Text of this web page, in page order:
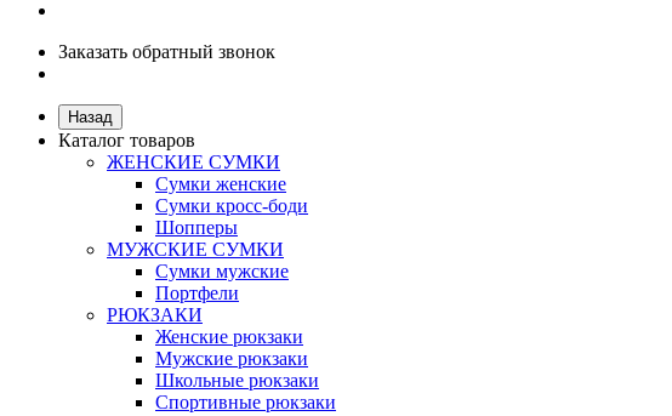
Заказать обратный звонок
Назад
Каталог товаров
ЖЕНСКИЕ СУМКИ
Сумки женские
Сумки кросс-боди
Шопперы
МУЖСКИЕ СУМКИ
Сумки мужские
Портфели
РЮКЗАКИ
Женские рюкзаки
Мужские рюкзаки
Школьные рюкзаки
Спортивные рюкзаки